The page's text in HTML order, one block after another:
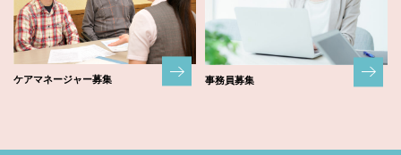
ケアマネージャー募集 事務員募集